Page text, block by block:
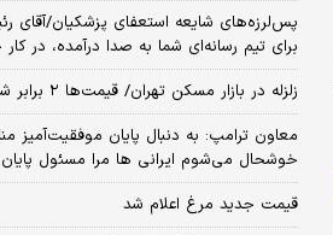
پس‌لرزه‌های شایعه استعفای پزشکیان/آقای
برای تیم رسانه‌ای شما به صدا درآمده، در
زلزله در بازار مسکن تهران/ قیمت‌ها ۲ برابر شد، خریدار ناپدید شد
معاون ترامپ: به دنبال پایان موفقیت‌آمیز
خوشحال می‌شوم ایرانی ها مرا مسئول
قیمت جدید مرغ اعلام شد